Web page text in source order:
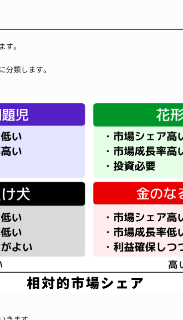
す。
分類します。